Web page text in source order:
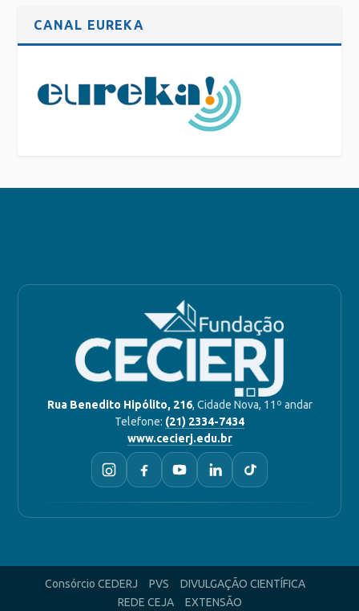
CANAL EUREKA
Rua Benedito Hipólito, 216, Cidade Nova, 11º andar
Telefone: (21) 2334-7434
www.cecierj.edu.br
Consórcio CEDERJ PVS
DIVULGAÇÃO CIENTÍFICA
REDE CEJA
EXTENSÃO